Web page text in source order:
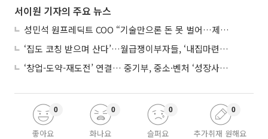
서이원 기자의 주요 뉴스
성민석 원프레딕트 COO “기술만으론 돈 못 벌어…제조 AI도 제품 돼야”
‘집도 코칭 받으며 산다’…월급쟁이부자들, ‘내집마련’ 신청 증가세
‘창업-도약-재도전’ 연결… 중기부, 중소·벤처 ‘성장사다리’ 짓는다
좋아요
0
화나요
0
슬퍼요
0
추가취재 원해요
0